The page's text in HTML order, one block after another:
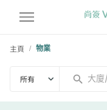
主頁 / 物業
所有